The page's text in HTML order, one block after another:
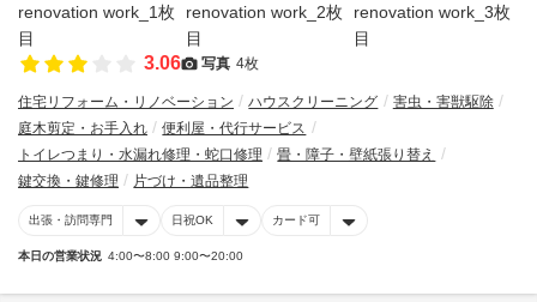
3.06 写真 4枚
住宅リフォーム・リノベーション ハウスクリーニング
害虫・害獣駆除
庭木剪定・お手入れ
便利屋・代行サービス
トイレつまり・水漏れ修理・蛇口修理
畳・障子・壁紙張り替え
鍵交換・鍵修理
片づけ・遺品整理
出張・訪問専門 日祝OK カード可
本日の営業状況 4:00〜8:00 9:00〜20:00